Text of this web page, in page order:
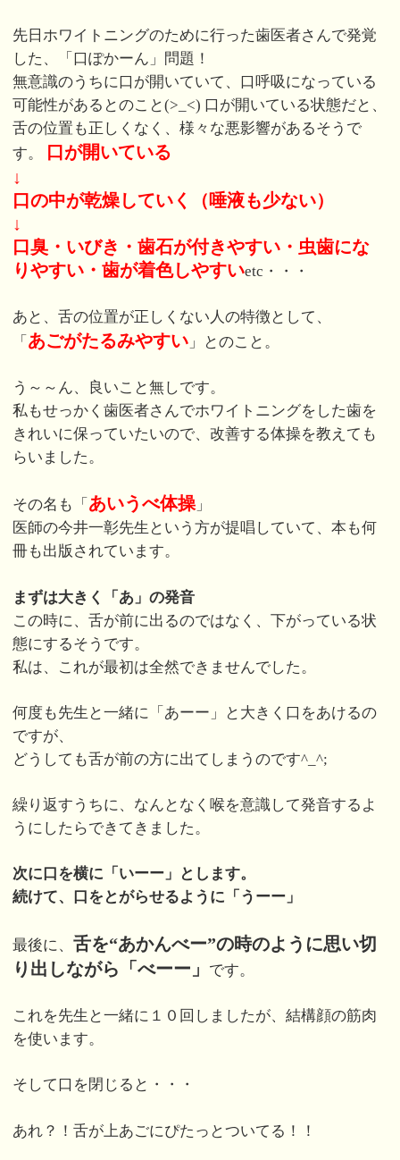
先日ホワイトニングのために行った歯医者さんで発覚
した、「口ぽかーん」問題！
無意識のうちに口が開いていて、口呼吸になっている
可能性があるとのこと(>_<) 口が開いている状態だと、
舌の位置も正しくなく、様々な悪影響があるそうで
す。 口が開いている
↓
口の中が乾燥していく（唾液も少ない）
↓
口臭・いびき・歯石が付きやすい・虫歯にな
りやすい・歯が着色しやすいetc・・・
あと、舌の位置が正しくない人の特徴として、
「 あごがたるみやすい 」とのこと。
う～～ん、良いこと無しです。
私もせっかく歯医者さんでホワイトニングをした歯を
きれいに保っていたいので、改善する体操を教えても
らいました。
その名も「 あいうべ体操」
医師の今井一彰先生という方が提唱していて、本も何
冊も出版されています。
まずは大きく「あ」の発音
この時に、舌が前に出るのではなく、下がっている状
態にするそうです。
私は、これが最初は全然できませんでした。
何度も先生と一緒に「あーー」と大きく口をあけるの
ですが、
どうしても舌が前の方に出てしまうのです^_^;
繰り返すうちに、なんとなく喉を意識して発音するよ
うにしたらできてきました。
次に口を横に「いーー」とします。
続けて、口をとがらせるように「うーー」
最後に、舌を“あかんべー”の時のように思い切
り出しながら「べーー」
です。
これを先生と一緒に１０回しましたが、結構顔の筋肉
を使います。
そして口を閉じると・・・
あれ？！舌が上あごにぴたっとついてる！！